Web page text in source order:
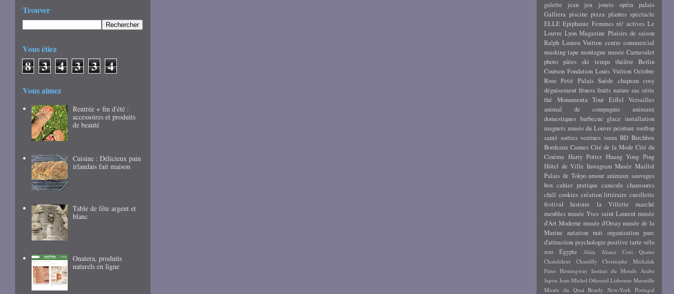
Trouver
Vous étiez
8 3 4 3 3 4
Vous aimez
Rentrée + fin d'été :
accessoires et produits
de beauté
Cuisine : Délicieux pain
irlandais fait maison
Table de fête argent et
blanc
Onatera, produits
naturels en ligne
galette
jean jeu jouets opéra
palais
Galliera piscine pizza plantes spectacle
ELLE Epiphanie Femmes ré/ actives Le
Louvre Lyon Magazine Plaisirs de saison
Ralph Lauren Vuitton centre commercial
masking tape montagne musée Carnavalet
photo
pâtes ski temps théâtre
Berlin
Courson Fondation Louis Vuitton Octobre
Rose Petit Palais Suède chapeau cosy
déguisement fitness fruits nature sac série
thé
Monumenta Tour Eiffel Versailles
animal de compagnie
animaux
domestiques barbecue glace installation
magnets musée du Louvre peinture rooftop
santé sorties verrines vœux BD Birchbox
Bordeaux Cannes Cité de la Mode Cité du
Cinéma Harry Potter Huang Yong Ping
Hôtel de Ville Instagram Musée Maillol
Palais de Tokyo amour animaux sauvages
box cahier pratique canicule chaussures
chill cookies création littéraire cueillette
festival
histoire la Villette
marché
meubles musée Yves saint Laurent musée
d'Art Moderne musée d'Orsay musée de la
Marine natation nuit organisation parc
d'attraction psychologie positive tarte vélo
zoo
Égypte Alaïa Alsace
Cent Quatre
Chandeleur
Chantilly
Christophe Michalak
Fimo Hemingway Institut du Monde Arabe
Japon Jean-Michel Othoniel Lisbonne Marseille
Musée du Quai Branly
New-York
Portugal